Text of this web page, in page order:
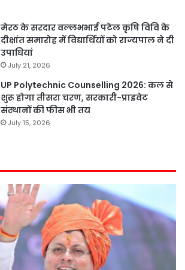
मेरठ के सरदार वल्लभभाई पटेल कृषि विवि के
दीक्षांत समारोह में विद्यार्थियों को राज्यपाल ने दी
उपाधियां
July 21, 2026
UP Polytechnic Counselling 2026: कल से
शुरू होगा तीसरा चरण, सरकारी-प्राइवेट
संस्थानों की फीस भी तय
July 15, 2026